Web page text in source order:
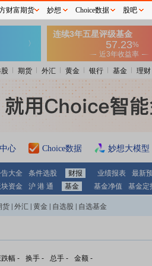
期货 外汇 黄金 银行 基金 理财
心 Choice数据 妙想大模型
大全 条件选股 财报 业绩报表 最新
资金 沪 港 通 基金 基金净值 基金定
货 外汇 黄金 自选股 自选基金
幅 - 换手 - 总手 - 金额 -
财富期货 妙想 Choice数据 股吧